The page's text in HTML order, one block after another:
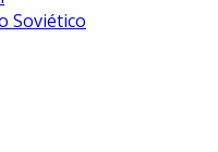
Soviético